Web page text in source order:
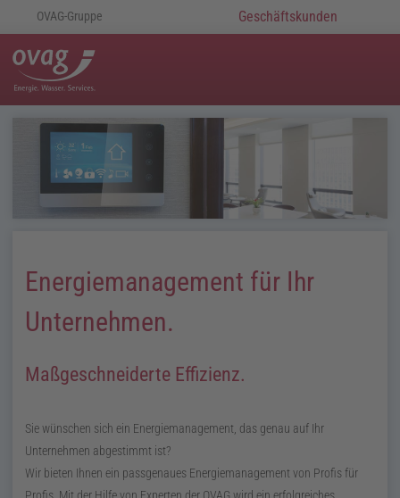
OVAG-Gruppe Geschäftskunden
Energiemanagement für Ihr
Unternehmen.
Maßgeschneiderte Effizienz.
Sie wünschen sich ein Energiemanagement, das genau auf Ihr
Unternehmen abgestimmt ist?
Wir bieten Ihnen ein passgenaues Energiemanagement von Profis für